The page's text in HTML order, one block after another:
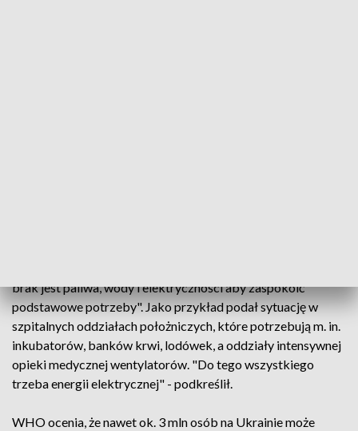
brak jest paliwa, wody i elektryczności aby zaspokoić
podstawowe potrzeby". Jako przykład podał sytuację w
szpitalnych oddziałach położniczych, które potrzebują m. in.
inkubatorów, banków krwi, lodówek, a oddziały intensywnej
opieki medycznej wentylatorów. "Do tego wszystkiego
trzeba energii elektrycznej" - podkreślił.
WHO ocenia, że nawet ok. 3 mln osób na Ukrainie może